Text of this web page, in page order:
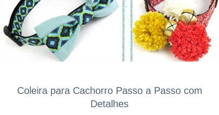
Coleira para Cachorro Passo a Passo com
Detalhes